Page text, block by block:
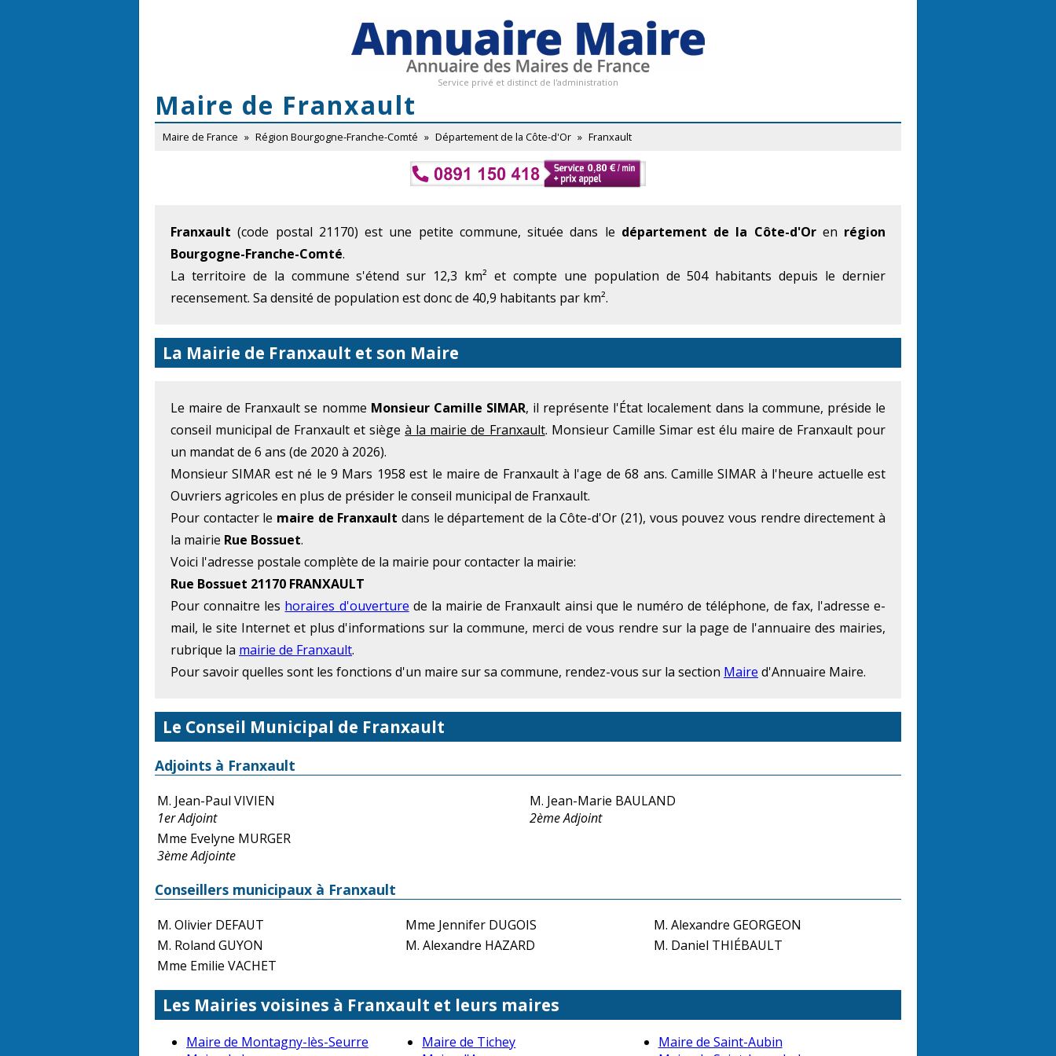
Service privé et distinct de l'administration
Maire de Franxault
Maire de France » Région Bourgogne-Franche-Comté » Département de la Côte-d'Or » Franxault
Franxault (code postal 21170) est une petite commune, située dans le département de la Côte-d'Oren région
Bourgogne-Franche-Comté.
La territoire de la commune s'étend sur 12,3 km² et compte une population de 504 habitants depuis le dernier
recensement. Sa densité de population est donc de 40,9 habitants par km².
La Mairie de Franxault et son Maire
Le maire de Franxault se nomme Monsieur Camille SIMAR, il représente l'État localement dans la commune, préside le
conseil municipal de Franxault et siègeà la mairie de Franxault. Monsieur Camille Simar est élu maire de Franxault pour
un mandat de 6 ans (de 2020 à 2026).
Monsieur SIMAR est né le 9 Mars 1958 est le maire de Franxault à l'age de 68 ans. Camille SIMAR à l'heure actuelle est
Ouvriers agricoles en plus de présider le conseil municipal de Franxault.
Pour contacter le maire de Franxault dans le département de la Côte-d'Or (21), vous pouvez vous rendre directement à
la mairie Rue Bossuet.
Voici l'adresse postale complète de la mairie pour contacter la mairie:
Rue Bossuet 21170 FRANXAULT
Pour connaitre les horaires d'ouverture de la mairie de Franxault ainsi que le numéro de téléphone, de fax, l'adresse e-
mail, le site Internet et plus d'informations sur la commune, merci de vous rendre sur la page de l'annuaire des mairies,
rubrique la mairie de Franxault.
Pour savoir quelles sont les fonctions d'un maire sur sa commune, rendez-vous sur la section Maire d'Annuaire Maire.
Le Conseil Municipal de Franxault
Adjoints à Franxault
M. Jean-Paul VIVIEN
1er Adjoint
M. Jean-Marie BAULAND
2ème Adjoint
Mme Evelyne MURGER
3ème Adjointe
Conseillers municipaux à Franxault
M. Olivier DEFAUT Mme Jennifer DUGOIS
M. Alexandre GEORGEON
M. Roland GUYON
M. Alexandre HAZARD
M. Daniel THIÉBAULT
Mme Emilie VACHET
Les Mairies voisines à Franxault et leurs maires
Maire de Montagny-lès-Seurre Maire de Tichey
Maire de Saint-Aubin